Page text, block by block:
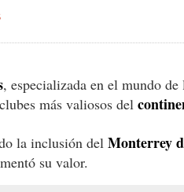
, especializada en el mundo
más valiosos del
la inclusión del Monterrey
su valor.